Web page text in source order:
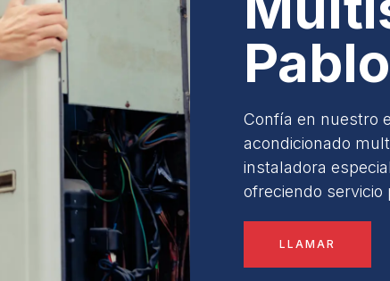
Confía en nuestro
acondicionado
instaladora
ofreciendo
LLAMAR